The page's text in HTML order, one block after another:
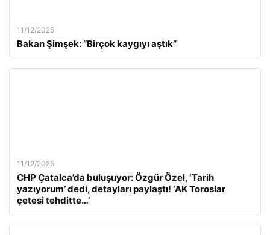
11/12/2025
Bakan Şimşek: “Birçok kaygıyı aştık”
11/12/2025
CHP Çatalca’da buluşuyor: Özgür Özel, ‘Tarih
yazıyorum’ dedi, detayları paylaştı! ‘AK Toroslar
çetesi tehditte…’